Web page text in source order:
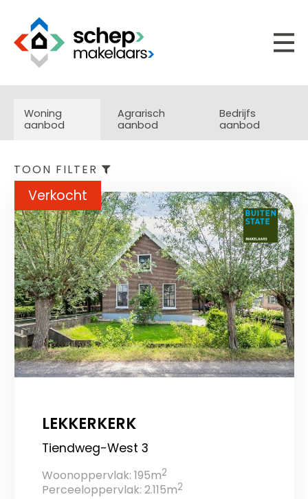
Woning
aanbod
Agrarisch
aanbod
Bedrijfs
aanbod
TOON FILTER
Verkocht
LEKKERKERK
Tiendweg-West 3
Woonoppervlak: 195m2
Perceeloppervlak: 2.115m2